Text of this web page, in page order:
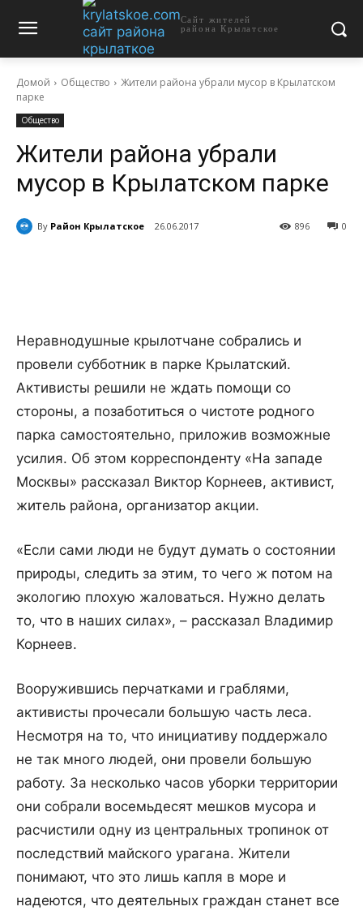
Сайт жителей
района Крылатское
Домой Общество
Жители района убрали мусор в Крылатском
парке
Общество
Жители района убрали
мусор в Крылатском парке
By Район Крылатское 26.06.2017 0
896
Неравнодушные крылотчане собрались и
провели субботник в парке Крылатский.
Активисты решили не ждать помощи со
стороны, а позаботиться о чистоте родного
парка самостоятельно, приложив возможные
усилия. Об этом корреспонденту «На западе
Москвы» рассказал Виктор Корнеев, активист,
житель района, организатор акции.
«Если сами люди не будут думать о состоянии
природы, следить за этим, то чего ж потом на
экологию плохую жаловаться. Нужно делать
то, что в наших силах», – рассказал Владимир
Корнеев.
Вооружившись перчатками и граблями,
активисты прочесали большую часть леса.
Несмотря на то, что инициативу поддержало
не так много людей, они провели большую
работу. За несколько часов уборки территории
они собрали восемьдесят мешков мусора и
расчистили одну из центральных тропинок от
последствий майского урагана. Жители
понимают, что это лишь капля в море и
надеются, что деятельных граждан станет все